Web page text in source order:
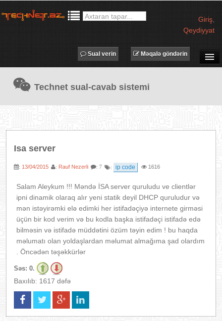
Giriş
Qeydiyyat
TECHNET TV
MƏQALƏLƏR
AVADANLIQLAR
IT LÜĞƏT
XƏBƏRLƏR
Məqalə göndərin
Sual verin
Technet sual-cavab sistemi
Isa server
: 13/04/2015 : Rauf Nezerli : 7 : ip code 1616
Salam Aleykum !!! Məndə İSA server quruludu ve clientlər
ipni dinamik olaraq alır yeni statik deyil DHCP quruludur və
mən istəyirəmki elə edimki her istifadəçiyə internete girməsi
üçün bir kod verim və bu kodla başka istifadəçi istifadə edə
bilməsin və istifadə müddətini özüm təyin edim ! bu haqda
məlumatı olan yoldaşlardan məlumat almağıma şad olardım
. Öncədən təşəkkürlər
Səs: 0.
Baxılıb: 1617 dəfə